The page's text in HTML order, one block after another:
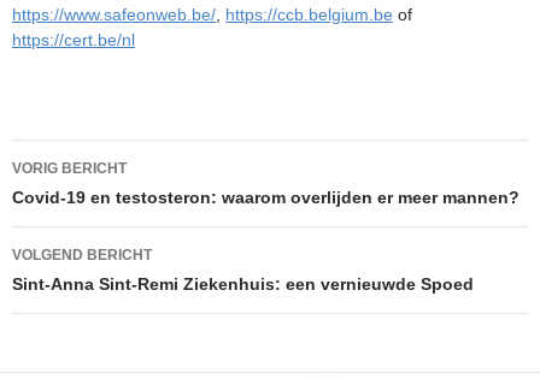
https://www.safeonweb.be/ https://ccb.belgium.be of
https://cert.be/nl
Berichtnavigatie
VORIG BERICHT
Covid-19 en testosteron: waarom overlijden er meer mannen?
VOLGEND BERICHT
Sint-Anna Sint-Remi Ziekenhuis: een vernieuwde Spoed